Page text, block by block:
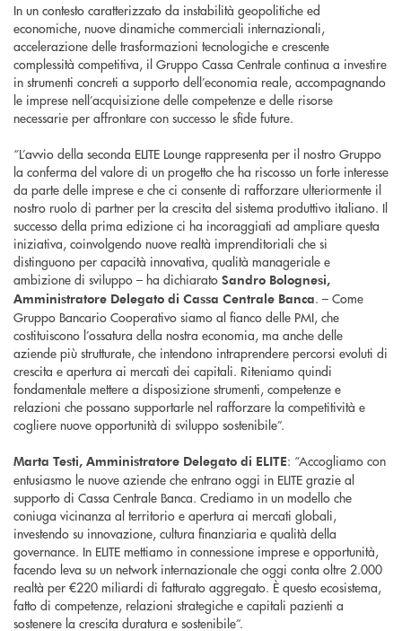
In un contesto caratterizzato da instabilità geopolitiche ed
economiche, nuove dinamiche commerciali internazionali,
accelerazione delle trasformazioni tecnologiche e crescente
complessità competitiva, il Gruppo Cassa Centrale continua a investire
in strumenti concreti a supporto dell’economia reale, accompagnando
le imprese nell’acquisizione delle competenze e delle risorse
necessarie per affrontare con successo le sfide future.
“L’avvio della seconda ELITE Lounge rappresenta per il nostro Gruppo
la conferma del valore di un progetto che ha riscosso un forte interesse
da parte delle imprese e che ci consente di rafforzare ulteriormente il
nostro ruolo di partner per la crescita del sistema produttivo italiano. Il
successo della prima edizione ci ha incoraggiati ad ampliare questa
iniziativa, coinvolgendo nuove realtà imprenditoriali che si
distinguono per capacità innovativa, qualità manageriale e
ambizione di sviluppo – ha dichiarato Sandro Bolognesi,
Amministratore Delegato di Cassa Centrale Banca. – Come
Gruppo Bancario Cooperativo siamo al fianco delle PMI, che
costituiscono l’ossatura della nostra economia, ma anche delle
aziende più strutturate, che intendono intraprendere percorsi evoluti di
crescita e apertura ai mercati dei capitali. Riteniamo quindi
fondamentale mettere a disposizione strumenti, competenze e
relazioni che possano supportarle nel rafforzare la competitività e
cogliere nuove opportunità di sviluppo sostenibile”.
Marta Testi, Amministratore Delegato di ELITE: “Accogliamo con
entusiasmo le nuove aziende che entrano oggi in ELITE grazie al
supporto di Cassa Centrale Banca. Crediamo in un modello che
coniuga vicinanza al territorio e apertura ai mercati globali,
investendo su innovazione, cultura finanziaria e qualità della
governance. In ELITE mettiamo in connessione imprese e opportunità,
facendo leva su un network internazionale che oggi conta oltre 2.000
realtà per €220 miliardi di fatturato aggregato. È questo ecosistema,
fatto di competenze, relazioni strategiche e capitali pazienti a
sostenere la crescita duratura e sostenibile”.